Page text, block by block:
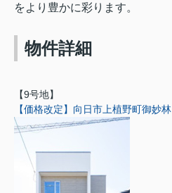
をより豊かに彩ります。
物件詳細
【9号地】
【価格改定】向日市上植野町御妙林